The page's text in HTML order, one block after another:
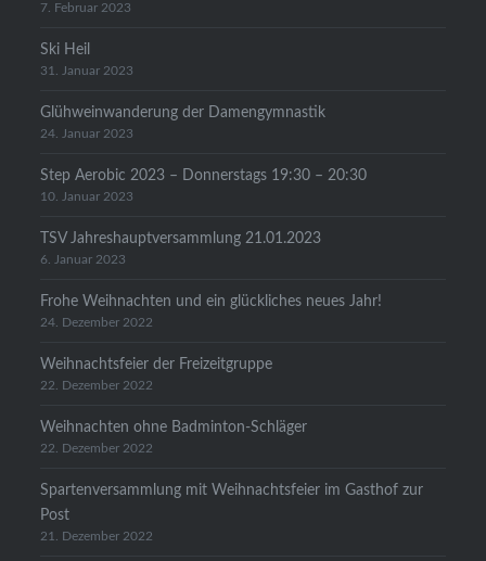
7. Februar 2023
Ski Heil
31. Januar 2023
Glühweinwanderung der Damengymnastik
24. Januar 2023
Step Aerobic 2023 – Donnerstags 19:30 – 20:30
10. Januar 2023
TSV Jahreshauptversammlung 21.01.2023
6. Januar 2023
Frohe Weihnachten und ein glückliches neues Jahr!
24. Dezember 2022
Weihnachtsfeier der Freizeitgruppe
22. Dezember 2022
Weihnachten ohne Badminton-Schläger
22. Dezember 2022
Spartenversammlung mit Weihnachtsfeier im Gasthof zur
Post
21. Dezember 2022